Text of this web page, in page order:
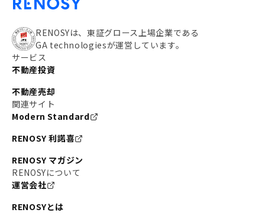
RENOSYは、東証グロース上場企業である
GA technologiesが運営しています。
サービス
不動産投資
不動産売却
関連サイト
Modern Standard
RENOSY 利諾喜
RENOSY マガジン
RENOSYについて
運営会社
RENOSYとは